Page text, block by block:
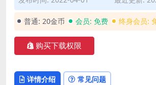
普通: 20金币 会员: 免费 终身会员:
购买下载权限
详情介绍 常见问题